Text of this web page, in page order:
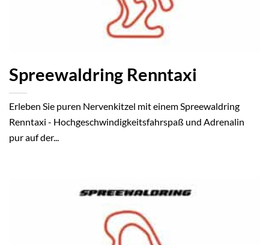
Spreewaldring Renntaxi
Erleben Sie puren Nervenkitzel mit einem Spreewaldring
Renntaxi - Hochgeschwindigkeitsfahrspaß und Adrenalin
pur auf der...